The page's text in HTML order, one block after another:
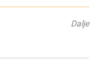
Dalje